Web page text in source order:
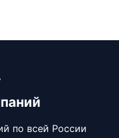
по всей России